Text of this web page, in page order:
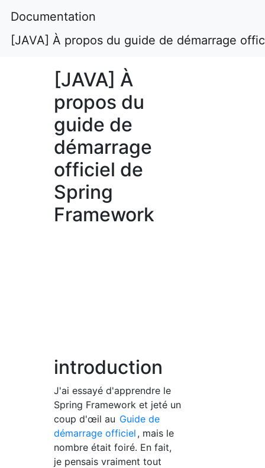
Documentation
[JAVA] À propos du guide de démarrage
[JAVA] À
propos du
guide de
démarrage
officiel de
Spring
Framework
introduction
J'ai essayé d'apprendre le
Spring Framework et jeté un
coup d'œil au Guide de
démarrage officiel , mais le
nombre était foiré. En fait,
je pensais vraiment tout